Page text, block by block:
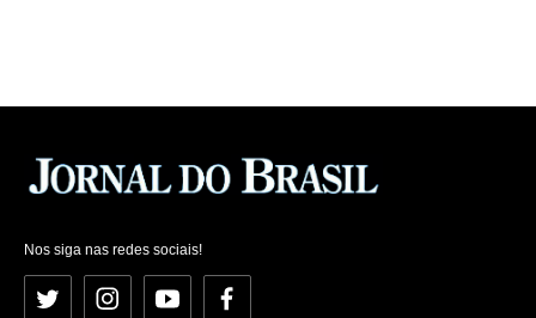
Nos siga nas redes sociais!
Twitter InstagramYouTubeFacebook